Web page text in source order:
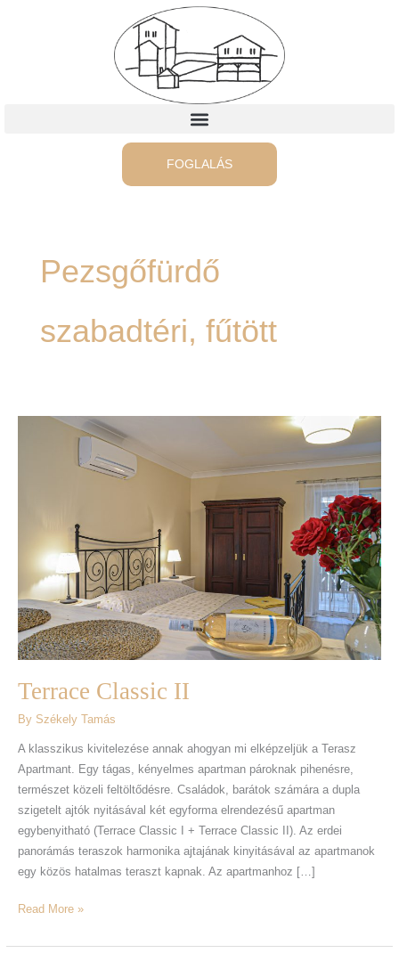
FOGLALÁS
Pezsgőfürdő
szabadtéri, fűtött
Terrace Classic II
By Székely Tamás
A klasszikus kivitelezése annak ahogyan mi elképzeljük a Terasz
Apartmant. Egy tágas, kényelmes apartman pároknak pihenésre,
természet közeli feltöltődésre. Családok, barátok számára a dupla
szigetelt ajtók nyitásával két egyforma elrendezésű apartman
egybenyitható (Terrace Classic I + Terrace Classic II). Az erdei
panorámás teraszok harmonika ajtajának kinyitásával az apartmanok
egy közös hatalmas teraszt kapnak. Az apartmanhoz […]
Read More »